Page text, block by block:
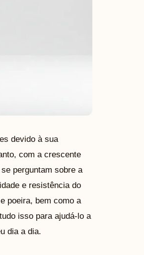
devido à sua
com a crescente
perguntam sobre a
e resistência do
poeira, bem como a
isso para ajudá-lo a
dia a dia.